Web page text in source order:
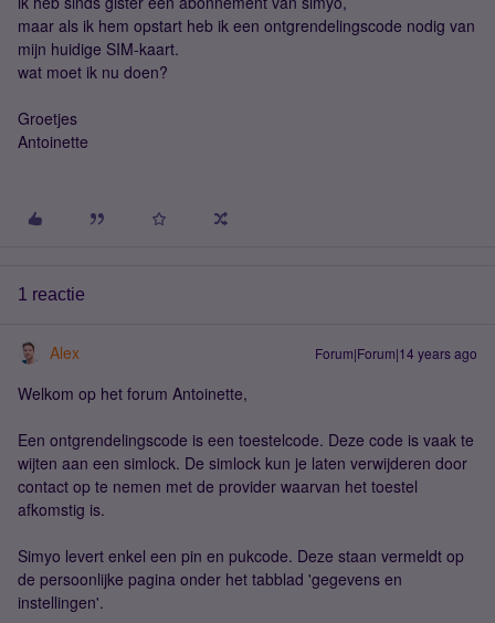
maar als ik hem opstart heb ik een ontgrendelingscode nodig van
mijn huidige SIM-kaart.
wat moet ik nu doen?
Groetjes
Antoinette
1 reactie
Alex Forum|Forum|14 years ago
Welkom op het forum Antoinette,
Een ontgrendelingscode is een toestelcode. Deze code is vaak te
wijten aan een simlock. De simlock kun je laten verwijderen door
contact op te nemen met de provider waarvan het toestel
afkomstig is.
Simyo levert enkel een pin en pukcode. Deze staan vermeldt op
de persoonlijke pagina onder het tabblad 'gegevens en
instellingen'.